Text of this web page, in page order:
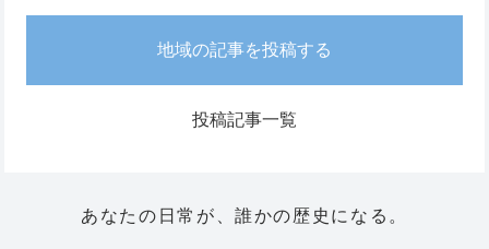
地域の記事を投稿する
投稿記事一覧
あなたの日常が、誰かの歴史になる。